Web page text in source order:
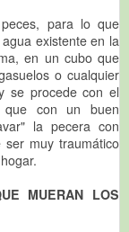
para lo que
existente en la
en un cubo que
o cualquier
se procede con el
con un buen
la pecera con
ser muy traumático
MUERAN LOS